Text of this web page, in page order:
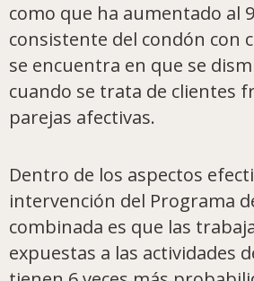
como que ha aumentado al
consistente del condón con
se encuentra en que se
cuando se trata de clientes
parejas afectivas.
Dentro de los aspectos
intervención del Programa
combinada es que las
expuestas a las actividades